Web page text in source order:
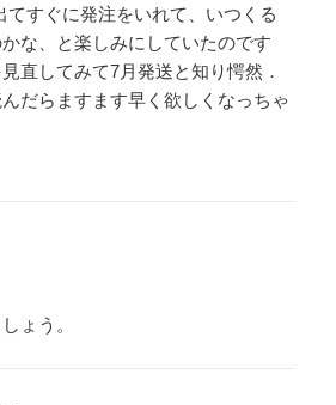
てすぐに発注をいれて、いつくる
な、と楽しみにしていたのです
直してみて7月発送と知り愕然．
だらますます早く欲しくなっちゃ
ょう。